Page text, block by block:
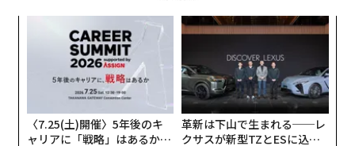
〈7.25(土)開催〉5年後のキ
ャリアに「戦略」はあるか。
革新は下山で生まれる──レ
クサスが新型TZとESに込め